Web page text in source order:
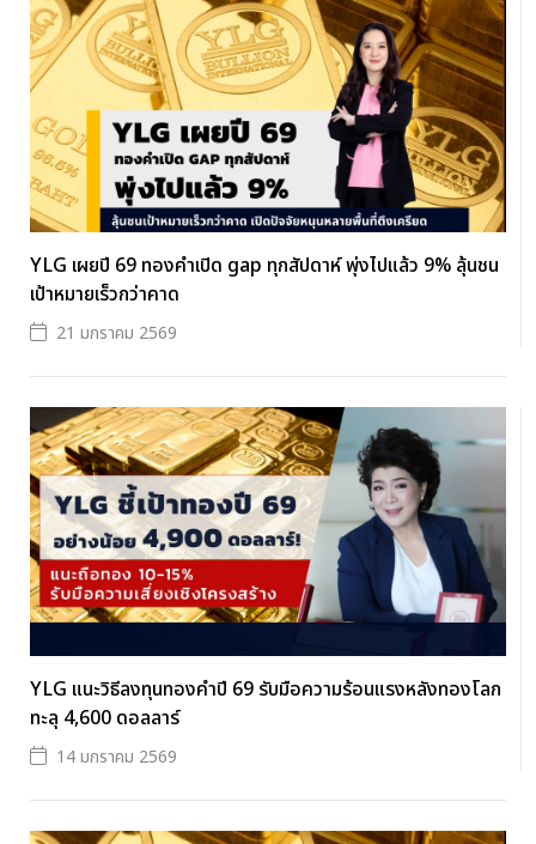
YLG เผยปี 69 ทองคำเปิด gap ทุกสัปดาห์ พุ่งไปแล้ว 9% ลุ้นชน
เป้าหมายเร็วกว่าคาด
21 มกราคม 2569
YLG แนะวิธีลงทุนทองคำปี 69 รับมือความร้อนแรงหลังทองโลก
ทะลุ 4,600 ดอลลาร์
14 มกราคม 2569